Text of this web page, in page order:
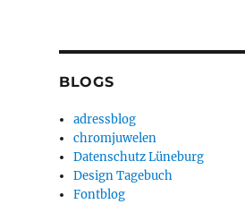
BLOGS
adressblog
chromjuwelen
Datenschutz Lüneburg
Design Tagebuch
Fontblog